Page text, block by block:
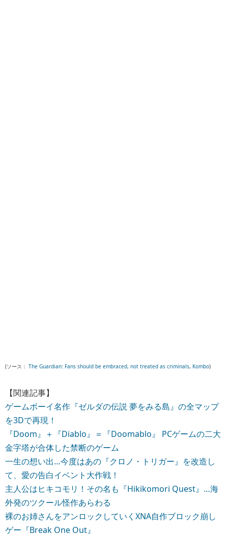
(ソース： The Guardian: Fans should be embraced, not treated as criminals, Kombo)
【関連記事】
ゲームボーイ名作『ゼルダの伝説 夢をみる島』の全マップ
を3Dで再現！
『Doom』＋『Diablo』＝『Doomablo』 PCゲームの二大
金字塔が合体した禁断のゲーム
一生の想い出…今度はあの『クロノ・トリガー』を改造し
て、愛の告白イベント大作戦！
主人公はヒキコモリ！その名も『Hikikomori Quest』…海
外発のツクール怪作あらわる
裸のお姉さんをアンロックしていくXNA自作ブロック崩し
ゲー『Break One Out』